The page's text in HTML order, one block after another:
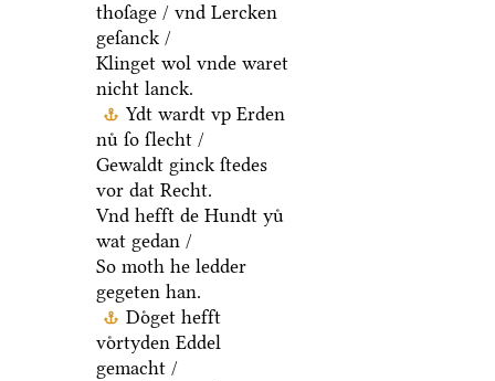
thoſage / vnd Lercken
geſanck /
Klinget wol vnde waret
nicht lanck.
Ydt wardt vp Erden
nuͤ ſo ſlecht /
Gewaldt ginck ſtedes
vor dat Recht.
Vnd hefft de Hundt yuͤ
wat gedan /
So moth he ledder
gegeten han.
Doͤget hefft
voͤrtyden Eddel
gemacht /